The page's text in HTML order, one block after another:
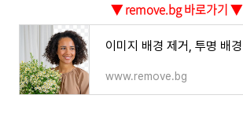
▼ remove.bg 바로가기 ▼
www.remove.bg